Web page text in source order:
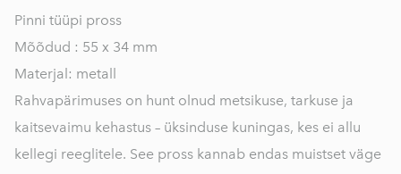
Pinni tüüpi pross
Mõõdud : 55 x 34 mm
Materjal: metall
Rahvapärimuses on hunt olnud metsikuse, tarkuse ja
kaitsevaimu kehastus – üksinduse kuningas, kes ei allu
kellegi reeglitele. See pross kannab endas muistset väge